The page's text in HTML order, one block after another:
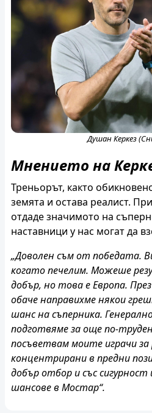
Душан Керкез
Мнението на
Треньорът, както
земята и остава реалист.
отдаде значимото на
наставници у нас могат да
„Доволен съм от победата.
когато печелим. Можеше
добър, но това е Европа.
обаче направихме някои
шанс на съперника.
подготвяме за още по-
посъветвам моите играчи
концентрирани в предни
добър отбор и със
шансове в Мостар“.